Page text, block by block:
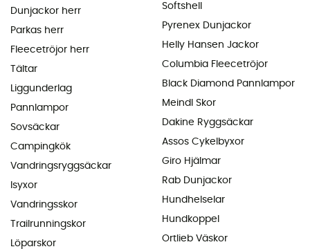
Dunjackor herr
Parkas herr
Fleecetröjor herr
Tältar
Liggunderlag
Pannlampor
Sovsäckar
Campingkök
Vandringsryggsäckar
Isyxor
Vandringsskor
Trailrunningskor
Löparskor
Softshell
Pyrenex Dunjackor
Helly Hansen Jackor
Columbia Fleecetröjor
Black Diamond Pannlampor
Meindl Skor
Dakine Ryggsäckar
Assos Cykelbyxor
Giro Hjälmar
Rab Dunjackor
Hundhelselar
Hundkoppel
Ortlieb Väskor